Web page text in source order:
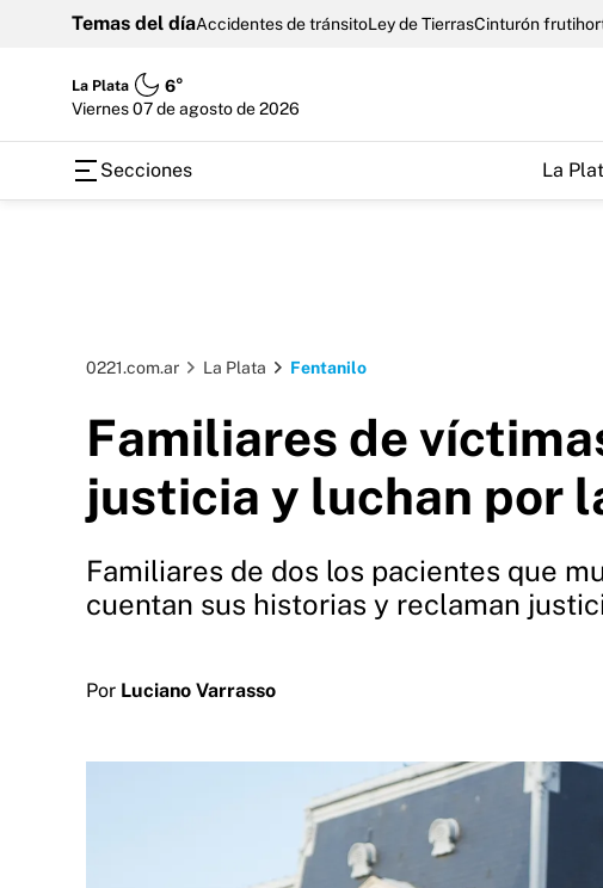
Temas del díaAccidentes de tránsitoLey de TierrasCinturón
La Plata
6°
viernes 07 de agosto de 2026
Secciones La
0221.com.ar La Plata Fentanilo
Familiares de
justicia y luchan por
Familiares de dos los pacientes que
cuentan sus historias y reclaman
Por Luciano Varrasso